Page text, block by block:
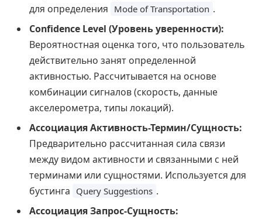
для определения Mode of Transportation .
Confidence Level (Уровень уверенности):
Вероятностная оценка того, что пользователь
действительно занят определенной
активностью. Рассчитывается на основе
комбинации сигналов (скорость, данные
акселерометра, типы локаций).
Ассоциация Активность-Термин/Сущность:
Предварительно рассчитанная сила связи
между видом активности и связанными с ней
терминами или сущностями. Используется для
бустинга Query Suggestions .
Ассоциация Запрос-Сущность: